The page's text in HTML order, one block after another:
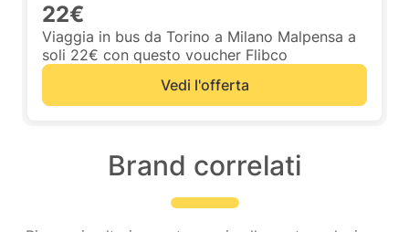
22€
Viaggia in bus da Torino a Milano Malpensa a
soli 22€ con questo voucher Flibco
Vedi l'offerta
Brand correlati